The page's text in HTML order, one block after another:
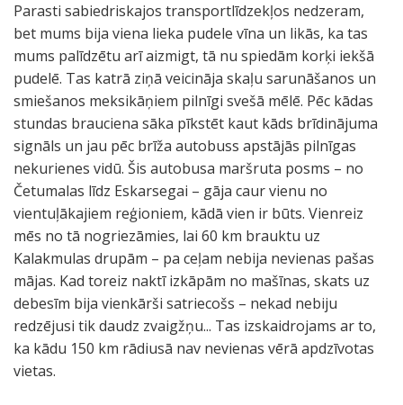
Parasti sabiedriskajos transportlīdzekļos nedzeram,
bet mums bija viena lieka pudele vīna un likās, ka tas
mums palīdzētu arī aizmigt, tā nu spiedām korķi iekšā
pudelē. Tas katrā ziņā veicināja skaļu sarunāšanos un
smiešanos meksikāņiem pilnīgi svešā mēlē. Pēc kādas
stundas brauciena sāka pīkstēt kaut kāds brīdinājuma
signāls un jau pēc brīža autobuss apstājās pilnīgas
nekurienes vidū. Šis autobusa maršruta posms – no
Četumalas līdz Eskarsegai – gāja caur vienu no
vientuļākajiem reģioniem, kādā vien ir būts. Vienreiz
mēs no tā nogriezāmies, lai 60 km brauktu uz
Kalakmulas drupām – pa ceļam nebija nevienas pašas
mājas. Kad toreiz naktī izkāpām no mašīnas, skats uz
debesīm bija vienkārši satriecošs – nekad nebiju
redzējusi tik daudz zvaigžņu... Tas izskaidrojams ar to,
ka kādu 150 km rādiusā nav nevienas vērā apdzīvotas
vietas.